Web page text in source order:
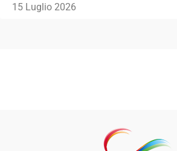
15 Luglio 2026